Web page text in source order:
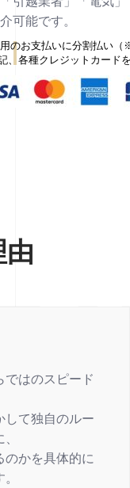
可能です。
のお支払いに分割払い（
、各種クレジットカード
ではのスピード
して独自のルー
のかを具体的に